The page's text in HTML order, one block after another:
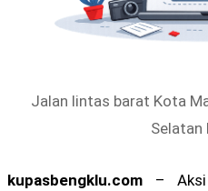
Jalan lintas barat Kota
Selatan
kupasbengklu.com – Aksi